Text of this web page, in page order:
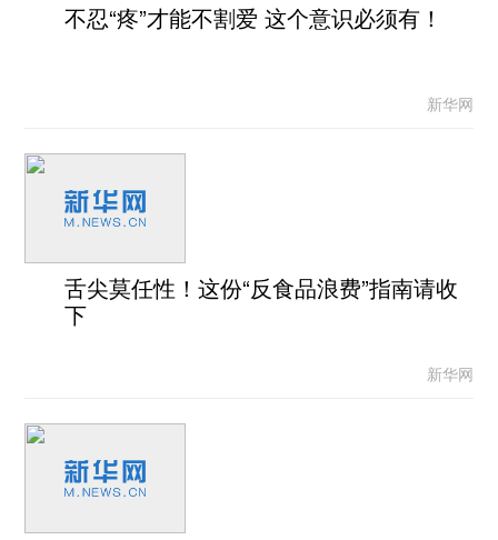
不忍“疼”才能不割爱 这个意识必须有！
新华网
舌尖莫任性！这份“反食品浪费”指南请收
下
新华网